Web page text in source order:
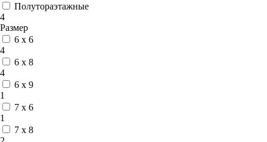
Полутораэтажные
4
Размер
6 x 6
4
6 x 8
4
6 x 9
1
7 x 6
1
7 x 8